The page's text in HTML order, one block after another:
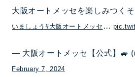
大阪オートメッセを楽しみつく
いましょう #大阪オートメッセ …
— 大阪オートメッセ【公式】🚙
February 7, 2024